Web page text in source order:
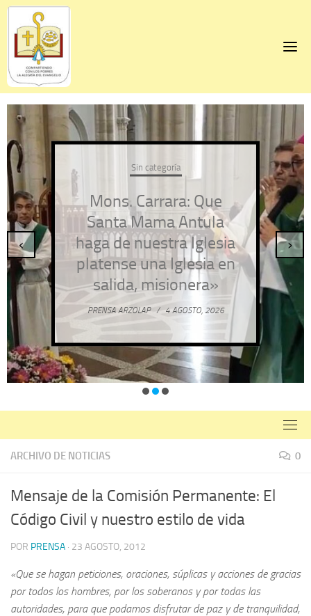
Skip
content
Sin categoría
Mons. Carrara: Que
Santa Mama Antula
haga de nuestra Iglesia
platense una Iglesia en
salida, misionera»
PRENSA ARZOLAP / 4 AGOSTO, 2026
‹ ›
ARCHIVO DE NOTICIAS 0
Mensaje de la Comisión Permanente: El
Código Civil y nuestro estilo de vida
POR PRENSA · 23 AGOSTO, 2012
«Que se hagan peticiones, oraciones, súplicas y acciones de gracias
por todos los hombres, por los soberanos y por todas las
autoridades, para que podamos disfrutar de paz y de tranquilidad,